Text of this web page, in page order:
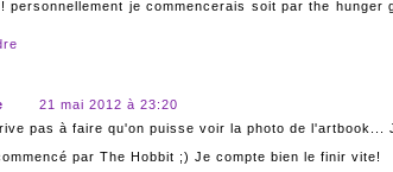
personnellement je commencerais soit par the
21 mai 2012 à 23:20
pas à faire qu'on puisse voir la photo de
par The Hobbit ;) Je compte bien le finir vite!